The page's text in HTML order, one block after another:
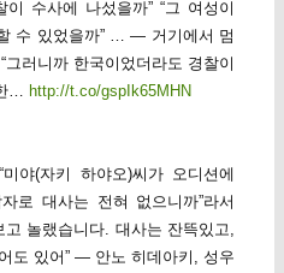
이 수사에 나섰을까” “그 여성이
수 있었을까” … — 거기에서 멈
그러니까 한국이었더라도 경찰이
… http://t.co/gspIk65MHN
미야(자키 하야오)씨가 오디션에
로 대사는 전혀 없으니까”라서
놀랬습니다. 대사는 잔뜩있고,
도 있어” — 안노 히데아키, 성우